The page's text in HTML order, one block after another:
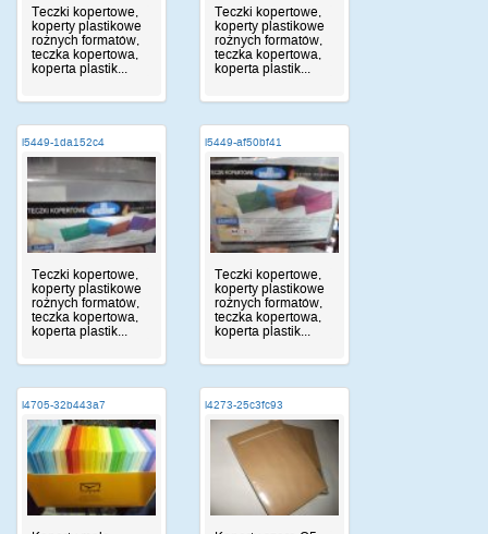
Teczki kopertowe,
koperty plastikowe
rożnych formatów,
teczka kopertowa,
koperta plastik...
Teczki kopertowe,
koperty plastikowe
rożnych formatów,
teczka kopertowa,
koperta plastik...
i5449-1da152c4
Teczki kopertowe,
koperty plastikowe
rożnych formatów,
teczka kopertowa,
koperta plastik...
i5449-af50bf41
Teczki kopertowe,
koperty plastikowe
rożnych formatów,
teczka kopertowa,
koperta plastik...
i4705-32b443a7 i4273-25c3fc93